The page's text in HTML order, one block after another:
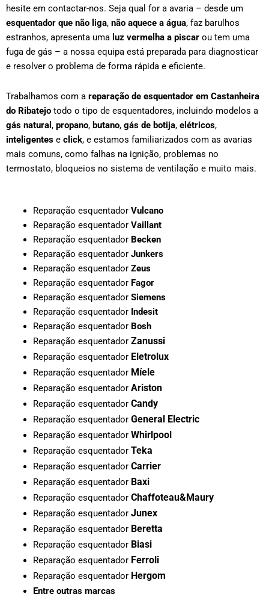
hesite em contactar-nos. Seja qual for a avaria – desde um
esquentador que não liga, não aquece a água, faz barulhos
estranhos, apresenta uma luz vermelha a piscar ou tem uma
fuga de gás – a nossa equipa está preparada para diagnosticar
e resolver o problema de forma rápida e eficiente.
Trabalhamos com a reparação de esquentador em Castanheira
do Ribatejo todo o tipo de esquentadores, incluindo modelos a
gás natural , propano, butano, gás de botija, elétricos,
inteligentes e click, e estamos familiarizados com as avarias
mais comuns, como falhas na ignição, problemas no
termostato, bloqueios no sistema de ventilação e muito mais.
Reparação esquentador Vulcano
Reparação esquentador Vaillant
Reparação esquentador Becken
Reparação esquentador Junkers
Reparação esquentador Zeus
Reparação esquentador Fagor
Reparação esquentador Siemens
Reparação esquentador Indesit
Reparação esquentador Bosh
Reparação esquentador Zanussi
Reparação esquentador Eletrolux
Reparação esquentador Míele
Reparação esquentador Ariston
Reparação esquentador Candy
Reparação esquentador General Electric
Reparação esquentador Whirlpool
Reparação esquentador Teka
Reparação esquentador Carrier
Reparação esquentador Baxi
Reparação esquentador Chaffoteau&Maury
Reparação esquentador Junex
Reparação esquentador Beretta
Reparação esquentador Biasi
Reparação esquentador Ferroli
Reparação esquentador Hergom
Entre outras marcas